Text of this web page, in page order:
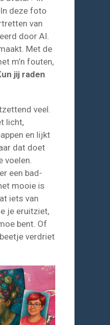
deze foto
van
door AI.
Met de
m’n fouten,
jij raden
veel.
licht,
en lijkt
dat doet
voelen.
een bad-
mooie is
iets van
je eruitziet,
bent. Of
verdriet